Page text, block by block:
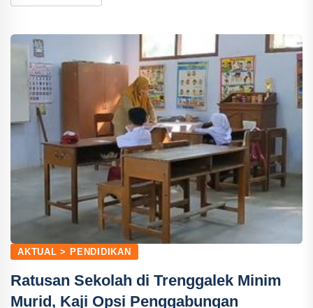
AKTUAL > PENDIDIKAN
Ratusan Sekolah di Trenggalek Minim
Murid, Kaji Opsi Penggabungan